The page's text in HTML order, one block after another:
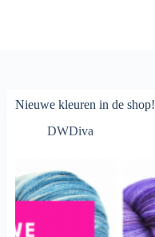
Nieuwe kleuren in de shop!
DWDiva